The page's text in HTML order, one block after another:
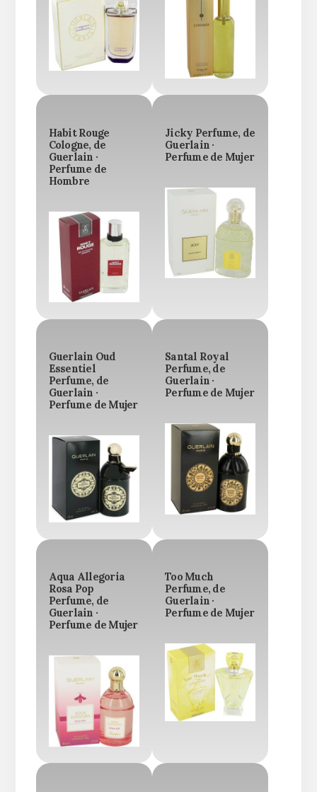
Habit Rouge
Cologne, de
Guerlain ·
Perfume de
Hombre
Jicky Perfume, de
Guerlain ·
Perfume de Mujer
Guerlain Oud
Essentiel
Perfume, de
Guerlain ·
Perfume de Mujer
Santal Royal
Perfume, de
Guerlain ·
Perfume de Mujer
Aqua Allegoria
Rosa Pop
Perfume, de
Guerlain ·
Perfume de Mujer
Too Much
Perfume, de
Guerlain ·
Perfume de Mujer